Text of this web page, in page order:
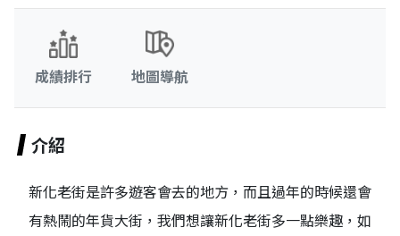
成績排行 地圖導航
介紹
新化老街是許多遊客會去的地方，而且過年的時候還會
有熱鬧的年貨大街，我們想讓新化老街多一點樂趣，如